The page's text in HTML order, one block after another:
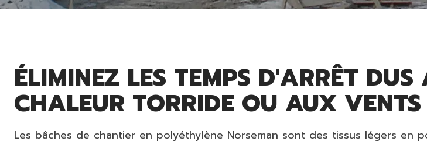
ÉLIMINEZ LES TEMPS D'ARRÊT
CHALEUR TORRIDE OU AUX
Les bâches de chantier en polyéthylène Norseman sont des tissus légers